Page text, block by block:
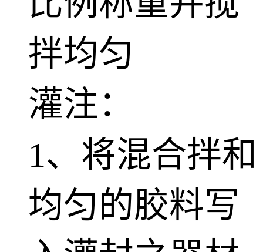
拌均匀
灌注：
1、将混合拌和
均匀的胶料写